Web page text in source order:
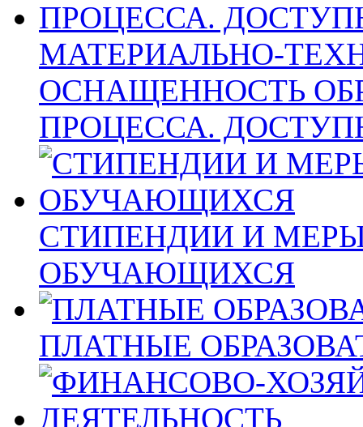
МАТЕРИАЛЬНО-
ОСНАЩЕННОСТЬ
ПРОЦЕССА.
СТИПЕНДИИ И
ОБУЧАЮЩИХСЯ
ПЛАТНЫЕ